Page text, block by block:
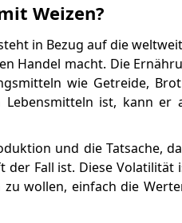
Weizen?
in Bezug auf die
Handel macht. Die
wie Getreide,
Lebensmitteln ist, kann
und die Tatsache,
Fall ist. Diese
wollen, einfach die